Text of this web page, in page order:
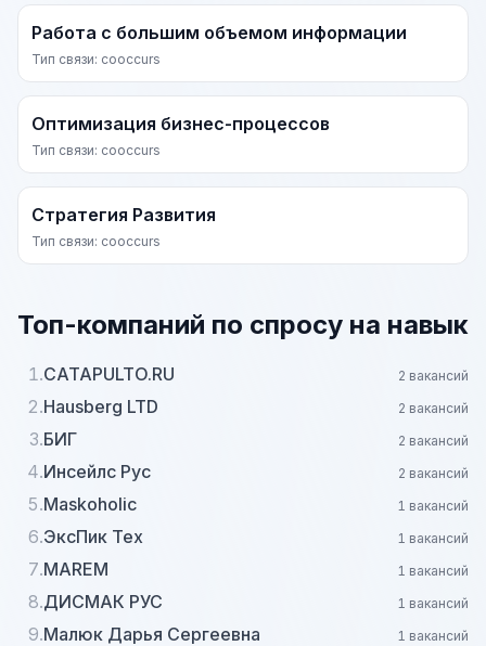
Работа с большим объемом информации
Тип связи: cooccurs
Оптимизация бизнес-процессов
Тип связи: cooccurs
Стратегия Развития
Тип связи: cooccurs
Топ-компаний по спросу на навык
1.CATAPULTO.RU 2 вакансий
2.Hausberg LTD 2 вакансий
3.БИГ 2 вакансий
4.Инсейлс Рус 2 вакансий
5.Maskoholic 1 вакансий
6.ЭксПик Тех 1 вакансий
7.MAREM 1 вакансий
8.ДИСМАК РУС 1 вакансий
9.Малюк Дарья Сергеевна 1 вакансий